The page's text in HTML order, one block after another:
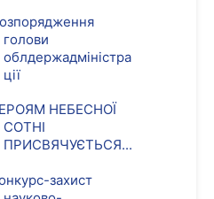
голови
облдержадміністра
ції
НЕБЕСНОЇ
СОТНІ
ПРИСВЯЧУЄТЬСЯ...
захист